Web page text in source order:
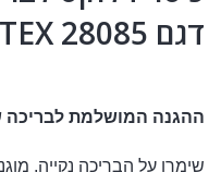
דגם INTEX 28085
ההגנה המושלמת לבריכה
שימרו על הבריכה נקייה,